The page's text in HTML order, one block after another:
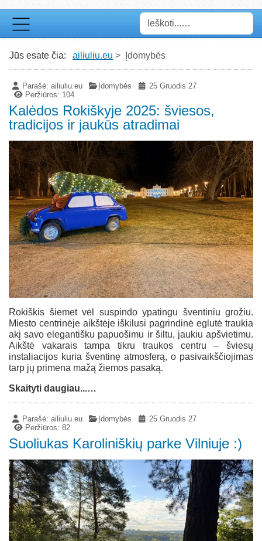
Paieška
Jūs esate čia: ailiuliu.eu Įdomybės
Parašė:ailiuliu.eu Įdomybės
25 Gruodis 27
Peržiūros: 104
Kalėdos Rokiškyje 2025: šviesos,
tradicijos ir jaukūs atradimai
Rokiškis šiemet vėl suspindo ypatingu šventiniu grožiu.
Miesto centrinėje aikštėje iškilusi pagrindinė eglutė traukia
akį savo elegantišku papuošimu ir šiltu, jaukiu apšvietimu.
Aikštė vakarais tampa tikru traukos centru – šviesų
instaliacijos kuria šventinę atmosferą, o pasivaikščiojimas
tarp jų primena mažą žiemos pasaką.
Skaityti daugiau...…
Parašė:ailiuliu.eu Įdomybės
25 Gruodis 27
Peržiūros: 82
Suoliukas Karoliniškių parke Vilniuje :)